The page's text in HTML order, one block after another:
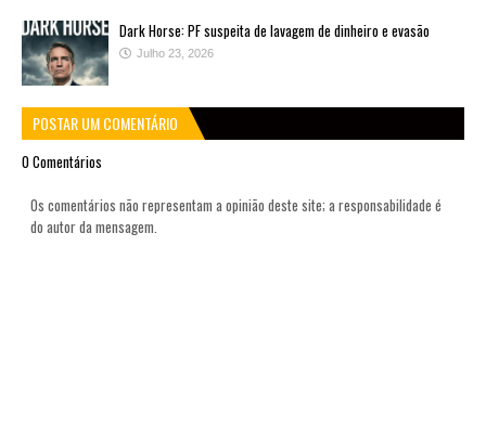
Dark Horse: PF suspeita de lavagem de dinheiro e evasão
Julho 23, 2026
POSTAR UM COMENTÁRIO
0 Comentários
Os comentários não representam a opinião deste site; a responsabilidade é
do autor da mensagem.